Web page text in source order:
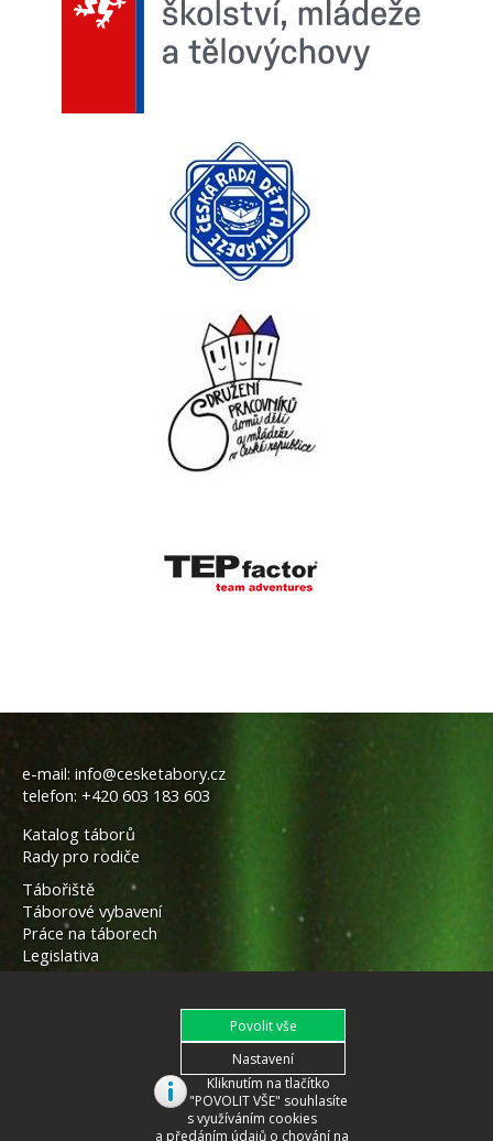
e-mail: info@cesketabory.cz
telefon: +420 603 183 603
Katalog táborů
Rady pro rodiče
Tábořiště
Táborové vybavení
Práce na táborech
Legislativa
Kliknutím na tlačítko
"POVOLIT VŠE" souhlasíte
s využíváním cookies
a předáním údajů o chování na